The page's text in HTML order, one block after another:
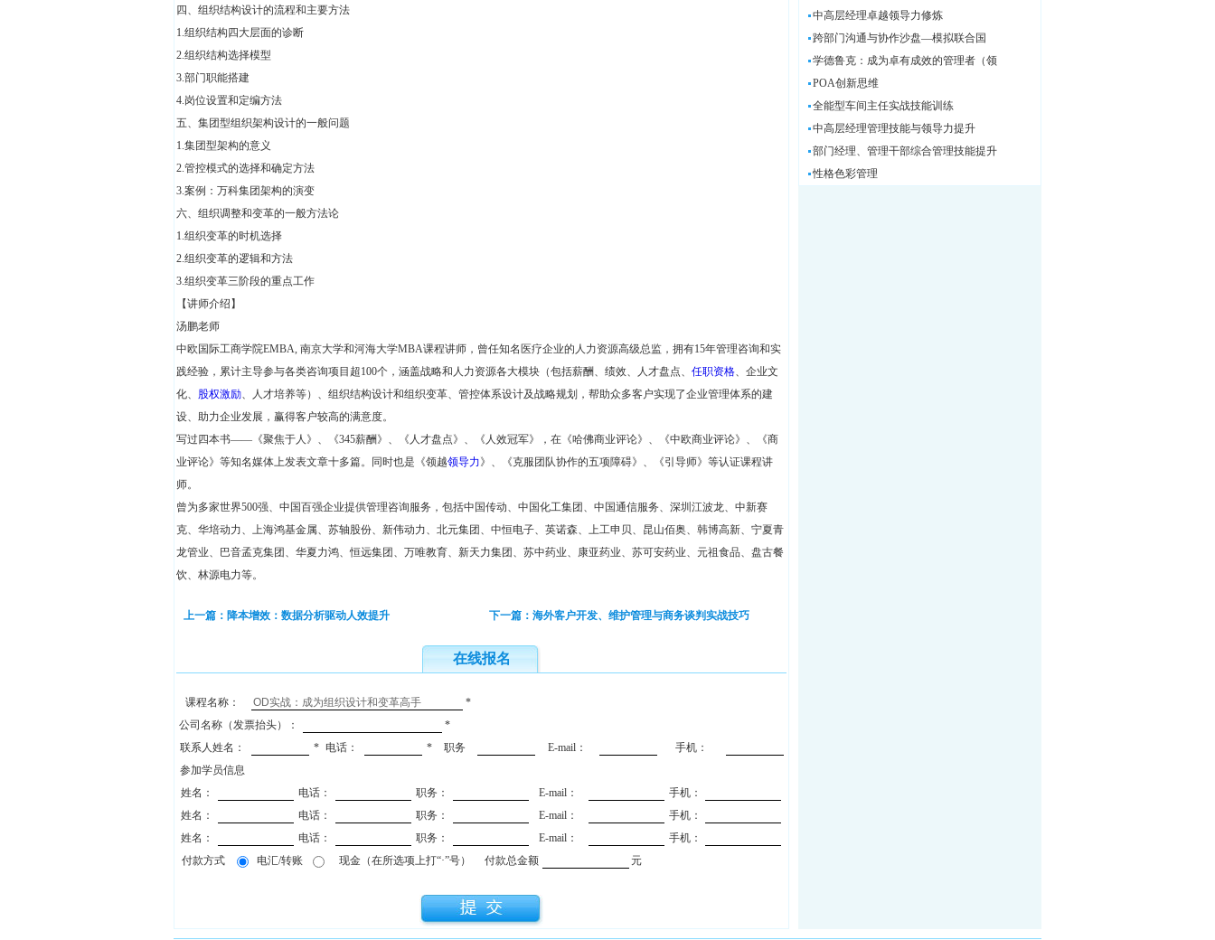
四、组织结构设计的流程和主要方法
1.组织结构四大层面的诊断
2.组织结构选择模型
3.部门职能搭建
4.岗位设置和定编方法
五、集团型组织架构设计的一般问题
1.集团型架构的意义
2.管控模式的选择和确定方法
3.案例：万科集团架构的演变
六、组织调整和变革的一般方法论
1.组织变革的时机选择
2.组织变革的逻辑和方法
3.组织变革三阶段的重点工作
【讲师介绍】
汤鹏老师
中欧国际工商学院EMBA, 南京大学和河海大学MBA课程讲师，曾任知名医疗企业的人力资源高级总监，拥有15年管理咨询和实
践经验，累计主导参与各类咨询项目超100个，涵盖战略和人力资源各大模块（包括薪酬、绩效、人才盘点、 任职资格、企业文
化、 股权激励、人才培养等）、组织结构设计和组织变革、管控体系设计及战略规划，帮助众多客户实现了企业管理体系的建
设、助力企业发展，赢得客户较高的满意度。
写过四本书——《聚焦于人》、《345薪酬》、《人才盘点》、《人效冠军》，在《哈佛商业评论》、《中欧商业评论》、《商
业评论》等知名媒体上发表文章十多篇。同时也是《领越领导力》、《克服团队协作的五项障碍》、《引导师》等认证课程讲
师。
曾为多家世界500强、中国百强企业提供管理咨询服务，包括中国传动、中国化工集团、中国通信服务、深圳江波龙、中新赛
克、华培动力、上海鸿基金属、苏轴股份、新伟动力、北元集团、中恒电子、英诺森、上工申贝、昆山佰奥、韩博高新、宁夏青
龙管业、巴音孟克集团、华夏力鸿、恒远集团、万唯教育、新天力集团、苏中药业、康亚药业、苏可安药业、元祖食品、盘古餐
饮、林源电力等。
上一篇：降本增效：数据分析驱动人效提升 下一篇：海外客户开发、维护管理与商务谈判实战技巧
在线报名
课程名称：
*
公司名称（发票抬头）：
*
联系人姓名：
* 电话： * 职务 E-mail：
手机：
参加学员信息
姓名：
电话： 职务： E-mail：
手机：
姓名：
电话： 职务： E-mail：
手机：
姓名：
电话： 职务： E-mail：
手机：
付款方式
电汇/转账 现金（在所选项上打“·”号） 付款总金额 元
中高层经理卓越领导力修炼
跨部门沟通与协作沙盘—模拟联合国
学德鲁克：成为卓有成效的管理者（领
POA创新思维
全能型车间主任实战技能训练
中高层经理管理技能与领导力提升
部门经理、管理干部综合管理技能提升
性格色彩管理